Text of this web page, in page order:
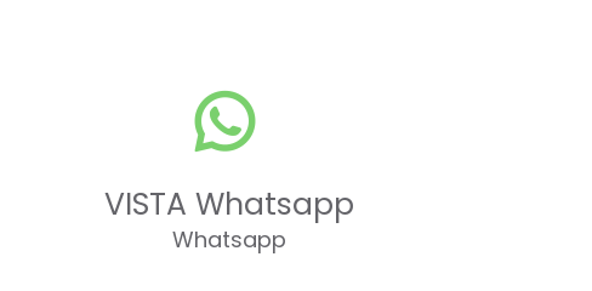
VISTA Whatsapp
Whatsapp